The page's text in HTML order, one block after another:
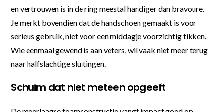
en vertrouwen is in de ring meestal handiger dan bravoure.
Je merkt bovendien dat de handschoen gemaakt is voor
serieus gebruik, niet voor een middagje voorzichtig tikken.
Wie eenmaal gewend is aan veters, wil vaak niet meer terug
naar halfslachtige sluitingen.
Schuim dat niet meteen opgeeft